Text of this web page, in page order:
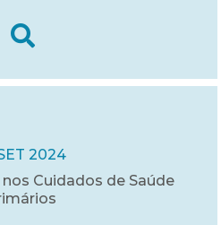
2024
Cuidados de Saúde